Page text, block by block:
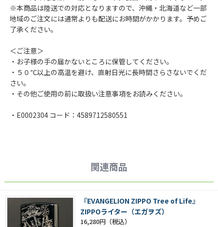
※本商品は陸送での対応となりますので、沖縄・北海道など一部
地域のご注文には通常よりも配送にお時間がかかります。予めご
了承ください。
＜ご注意＞
・お子様の手の届かないところに保管してください。
・５０℃以上の高温を避け、直射日光に長時間さらさないでくだ
さい。
・その他ご使用の前に取扱い注意事項をお読みください。
・E0002304 コード：4589712580551
関連商品
『EVANGELION ZIPPO Tree of Life』
ZIPPOライター（エガヲズ）
16,280円